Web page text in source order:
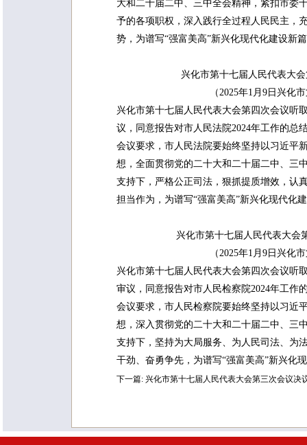
大和二十届二中、三中全会精神，紧扣市委
予的各项职权，深入践行全过程人民民主，
势，为谱写“强富美高”新兴化现代化建设新
兴化市第十七届人民代表大
（2025年1月9日兴化
兴化市第十七届人民代表大会第四次会议听
议，同意报告对市人民法院2024年工作的总
会议要求，市人民法院要始终坚持以习近平
想，全面贯彻党的二十大和二十届二中、三
支持下，严格公正司法，狠抓提质增效，认
担当作为，为谱写“强富美高”新兴化现代化
兴化市第十七届人民代表大会
（2025年1月9日兴化
兴化市第十七届人民代表大会第四次会议听
审议，同意报告对市人民检察院2024年工作
会议要求，市人民检察院要始终坚持以习近
想，深入贯彻党的二十大和二十届二中、三
支持下，坚持为大局服务、为人民司法、为
干劲、奋勇争先，为谱写“强富美高”新兴化
下一篇: 兴化市第十七届人民代表大会第三次会议决